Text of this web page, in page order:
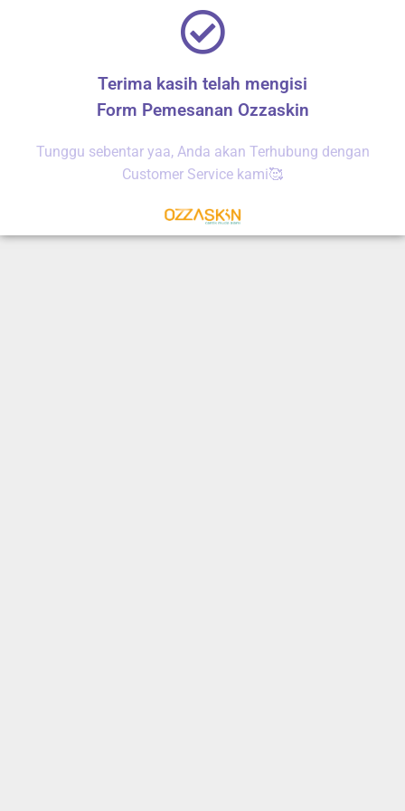
Terima kasih telah mengisi
Form Pemesanan Ozzaskin
Tunggu sebentar yaa, Anda akan Terhubung dengan
Customer Service kami🥰